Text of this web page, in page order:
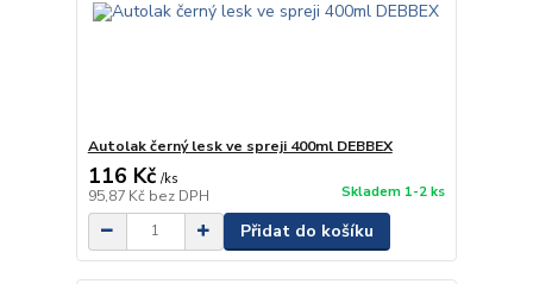
Autolak černý lesk ve spreji 400ml DEBBEX
116 Kč /ks
95,87 Kč bez DPH Skladem 1-2 ks
Přidat do košíku